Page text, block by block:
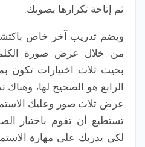
ثم إتاحة تكرارها بصوتك.
ويضم تدريب آخر خاص
من خلال عرض صورة الكلمة
بحيث ثلاث اختيارات تكون
الرابع هو الصحيح لها،
عرض ثلاث صور وعليك
تستطيع أن تقوم باختيار
لكي يدربك على مهارة